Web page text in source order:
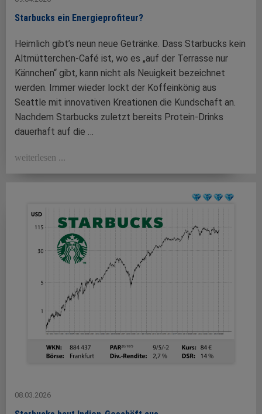
Starbucks ein Energieprofiteur?
Heimlich gibt’s neun neue Getränke. Dass Starbucks kein
Altmütterchen-Café ist, wo es „auf der Terrasse nur
Kännchen“ gibt, kann nicht als Neuigkeit bezeichnet
werden. Immer wieder lockt der Koffeinkönig aus
Seattle mit innovativen Kreationen die Kundschaft an.
Nachdem Starbucks zuletzt bereits Protein-Drinks
dauerhaft auf die …
weiterlesen ...
08.03.2026